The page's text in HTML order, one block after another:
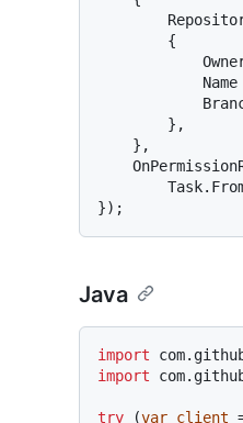
Java
import
import
try (var client